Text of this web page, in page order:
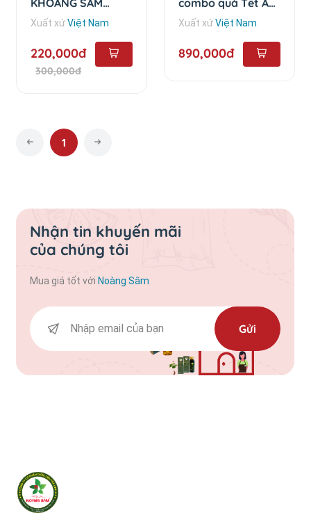
KHOÁNG SÂM
NGỌC LINH -
500ml
Xuất xứViệt Nam
220,000đ
300,000đ
combo quà Tết An
Xuân
Xuất xứViệt Nam
890,000đ
1
Nhận tin khuyến mãi
của chúng tôi
Mua giá tốt với Noàng Sâm
Gửi